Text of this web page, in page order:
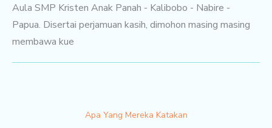
Aula SMP Kristen Anak Panah - Kalibobo - Nabire -
Papua. Disertai perjamuan kasih, dimohon masing masing
membawa kue
Apa Yang Mereka Katakan